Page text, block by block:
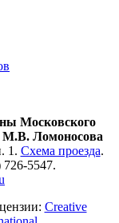
Московского
М.В. Ломоносова
1. Схема проезда.
5547.
Creative